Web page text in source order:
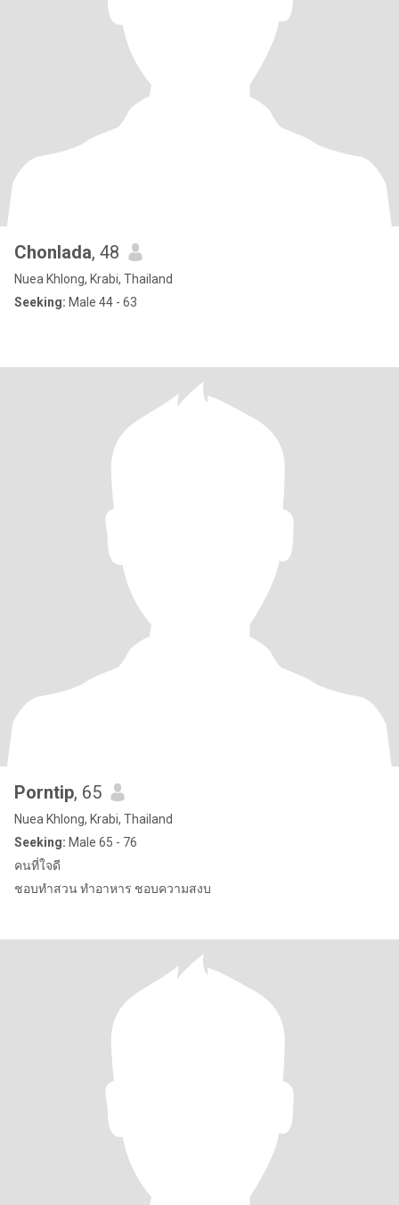
Chonlada, 48
Nuea Khlong, Krabi, Thailand
Seeking: Male 44 - 63
Porntip, 65
Nuea Khlong, Krabi, Thailand
Seeking: Male 65 - 76
คนที่ใจดี
ชอบทำสวน ทำอาหาร ชอบความสงบ